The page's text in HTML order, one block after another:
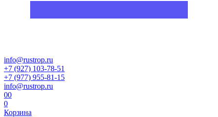
info@rustrop.ru
+7 (927) 103-78-51
+7 (977) 955-81-15
info@rustrop.ru
00
0
Корзина